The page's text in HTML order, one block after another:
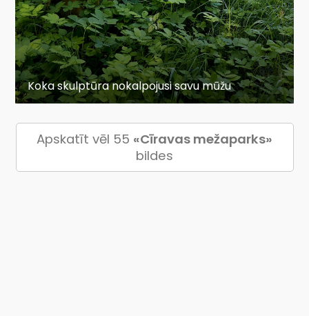
Koka skulptūra nokalpojusi savu mūžu
Apskatīt vēl 55 «Cīravas mežaparks»
bildes